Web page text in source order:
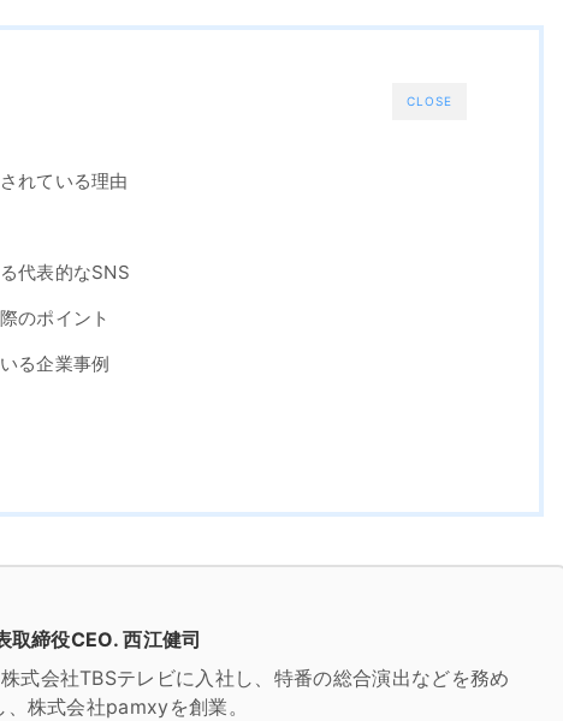
CLOSE
れている理由
代表的なSNS
のポイント
る企業事例
締役CEO. 西江健司
式会社TBSテレビに入社し、特番の総合演出などを務め
株式会社pamxyを創業。